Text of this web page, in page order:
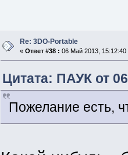
Re: 3DO-Portable
« Ответ #38 : 06 Май 2013, 15:12:40
Цитата: ПАУК от
Пожелание есть,